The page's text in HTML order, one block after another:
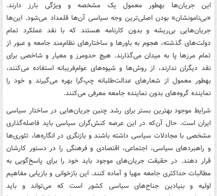
این جریان‌ها به‏طور معمول یک مشخصه و ویژگی بارز دارند.
«بی‌نام‏ونشان» بودن اصلی‌ترین وجه سیاسی آن‌ها قلمداد می‌شود. این‌ها
جریان‌هایی بی‌ریشه و بدون کارنامه هستند که با نقد عملکرد تمام
دولت‌های گذشته، هجوم به باورها و ساختارهای نظام‌مند جامعه و عبور از
تمام مرزها پا به میدان می‌گذارند. هیچ حدومرز و معیار و شاخصی برای
نقد دیگران ندارند، از روش‌ها و شیوه‌های عوام‌فریبانه استفاده می‌کنند،
به‏طور معمول از شعارهای عدالت‌طلبانه چپ‌گرا بهره می‌گیرند و خود را
نماینده گروه‌های بدون نماینده جامعه معرفی می‌کنند.
شرایط موجود بهترین بستر برای رشد چنین جریان‌هایی در ساختار سیاسی
ایران است. حال آن‌که در این عرصه کنش‌گران سیاسی باید فاصله‌گذاری
مشخصی با مجادلات سیاسی داشته باشند و بازنگری در انگاره‌ها، تئوری‌ها
و راهبردهای سیاسی، اجتماعی، اقتصادی و فرهنگی را در دستور کارشان
قرار دهند. در حقیقت جریان‌های موجود باید خود را برای پاسخ‌گویی به
مطالبات حداکثری جامعه مهیا و آماده کنند. این بازخوانی و بازیابی مفاهیم
اولیه و بنیادین جناح‌های سیاسی کشور است که می‌تواند و باید